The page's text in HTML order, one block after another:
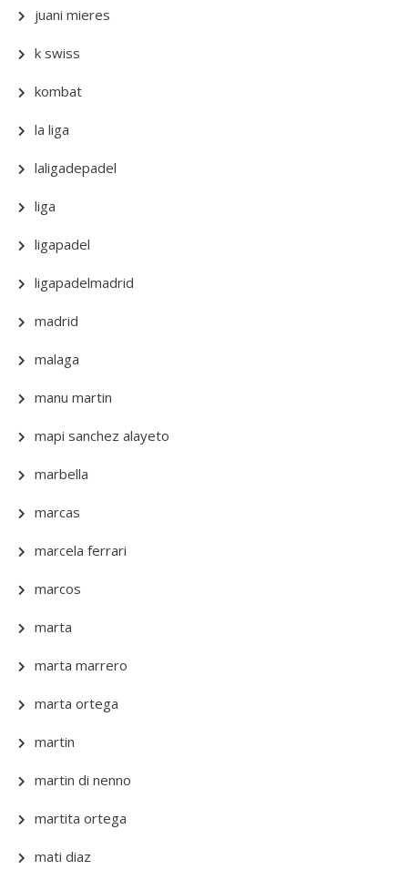
juani mieres
k swiss
kombat
la liga
laligadepadel
liga
ligapadel
ligapadelmadrid
madrid
malaga
manu martin
mapi sanchez alayeto
marbella
marcas
marcela ferrari
marcos
marta
marta marrero
marta ortega
martin
martin di nenno
martita ortega
mati diaz